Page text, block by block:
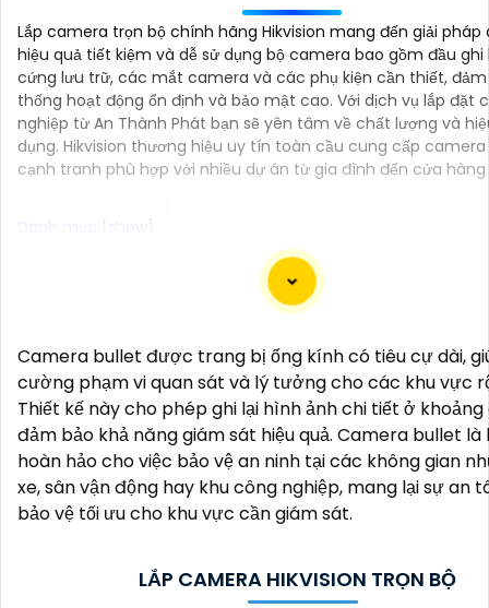
Lắp camera trọn bộ chính hãng Hikvision mang đến giải pháp
hiệu quả tiết kiệm và dễ sử dụng bộ camera bao gồm đầu ghi
cứng lưu trữ, các mắt camera và các phụ kiện cần thiết, đảm
thống hoạt động ổn định và bảo mật cao. Với dịch vụ lắp đặt
nghiệp từ An Thành Phát bạn sẽ yên tâm về chất lượng và
dụng. Hikvision thương hiệu uy tín toàn cầu cung cấp
cạnh tranh phù hợp với nhiều dự án từ gia đình đến cửa hàng
Dĩ nhiên, dưới đây là một mẫu văn bản giới thiệu dành
lắp đặt camera Hikvision giá rẻ và chuyên nghiệp:
Chào quý khách hàng,
Chúng tôi xin trân trọng giới thiệu đến quý vị dịch vụ
camera Hikvision giá rẻ và chuyên nghiệp cho dự án
Với kinh nghiệm lâu năm trong lĩnh vực lắp đặt
đội ngũ kỹ thuật viên của chúng tôi cam kết sẽ mang
quý vị những giải pháp an ninh hiệu quả, đáng tin cậy
chi phí.
hiệu hàng đầu thế giới về giải pháp an ninh video. Với
năng và công nghệ tiên tiến, camera Hikvision không
Camera bullet được trang bị ống kính có tiêu cự dài,
cường phạm vi quan sát và lý tưởng cho các khu vực
Thiết kế này cho phép ghi lại hình ảnh chi tiết ở khoảng
đảm bảo khả năng giám sát hiệu quả. Camera bullet là
hoàn hảo cho việc bảo vệ an ninh tại các không gian
xe, sân vận động hay khu công nghiệp, mang lại sự an
bảo vệ tối ưu cho khu vực cần giám sát.
LẮP CAMERA HIKVISION TRỌN BỘ